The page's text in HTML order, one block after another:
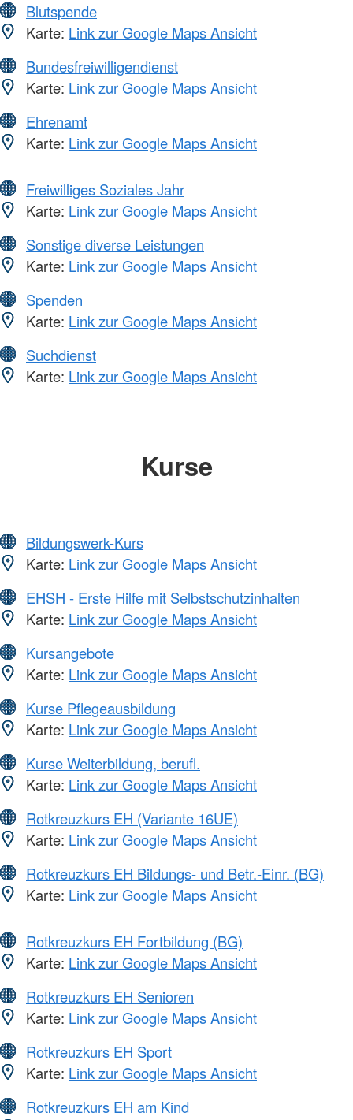
Blutspende
Karte: Link zur Google Maps Ansicht
Bundesfreiwilligendienst
Karte: Link zur Google Maps Ansicht
Ehrenamt
Karte: Link zur Google Maps Ansicht
Freiwilliges Soziales Jahr
Karte: Link zur Google Maps Ansicht
Sonstige diverse Leistungen
Karte: Link zur Google Maps Ansicht
Spenden
Karte: Link zur Google Maps Ansicht
Suchdienst
Karte: Link zur Google Maps Ansicht
Kurse
Bildungswerk-Kurs
Karte: Link zur Google Maps Ansicht
EHSH - Erste Hilfe mit Selbstschutzinhalten
Karte: Link zur Google Maps Ansicht
Kursangebote
Karte: Link zur Google Maps Ansicht
Kurse Pflegeausbildung
Karte: Link zur Google Maps Ansicht
Kurse Weiterbildung, berufl.
Karte: Link zur Google Maps Ansicht
Rotkreuzkurs EH (Variante 16UE)
Karte: Link zur Google Maps Ansicht
Rotkreuzkurs EH Bildungs- und Betr.-Einr. (BG)
Karte: Link zur Google Maps Ansicht
Rotkreuzkurs EH Fortbildung (BG)
Karte: Link zur Google Maps Ansicht
Rotkreuzkurs EH Senioren
Karte: Link zur Google Maps Ansicht
Rotkreuzkurs EH Sport
Karte: Link zur Google Maps Ansicht
Rotkreuzkurs EH am Kind